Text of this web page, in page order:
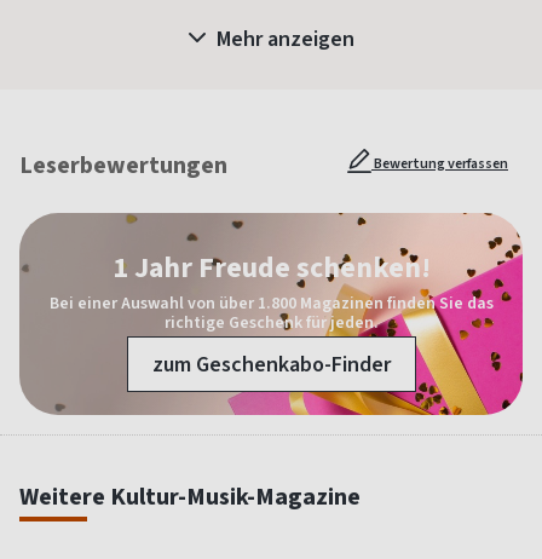
Mehr anzeigen
Leserbewertungen Bewertung verfassen
1 Jahr Freude schenken!
Bei einer Auswahl von über 1.800 Magazinen finden Sie das
richtige Geschenk für jeden.
zum Geschenkabo-Finder
Weitere Kultur-Musik-Magazine